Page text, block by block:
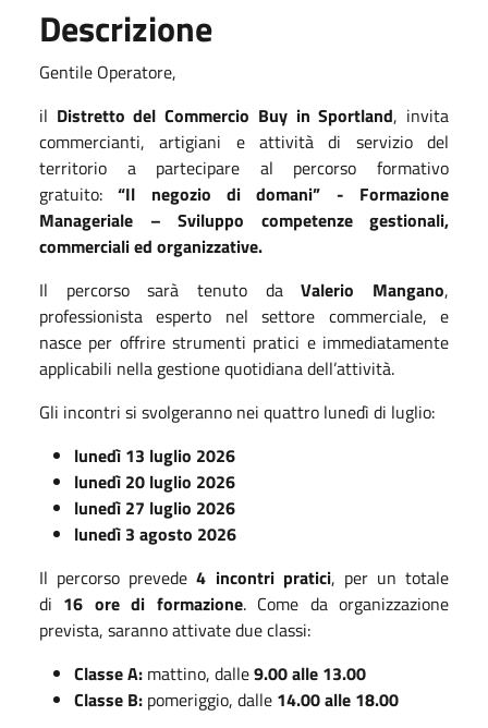
Descrizione
Gentile Operatore,
il Distretto del Commercio Buy in Sportland, invita
commercianti, artigiani e attività di servizio del
territorio a partecipare al percorso formativo
gratuito:“Il negozio di domani” - Formazione
Manageriale – Sviluppo competenze gestionali,
commerciali ed organizzative.
Il percorso sarà tenuto daValerio Mangano,
professionista esperto nel settore commerciale, e
nasce per offrire strumenti pratici e immediatamente
applicabili nella gestione quotidiana dell’attività.
Gli incontri si svolgeranno nei quattro lunedì di luglio:
lunedì 13 luglio 2026
lunedì 20 luglio 2026
lunedì 27 luglio 2026
lunedì 3 agosto 2026
Il percorso prevede4 incontri pratici, per un totale
di 16 ore di formazione. Come da organizzazione
prevista, saranno attivate due classi:
Classe A: mattino, dalle9.00 alle 13.00
Classe B: pomeriggio, dalle 14.00 alle 18.00